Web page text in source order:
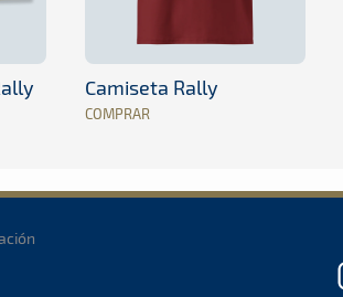
Camiseta Rally
COMPRAR